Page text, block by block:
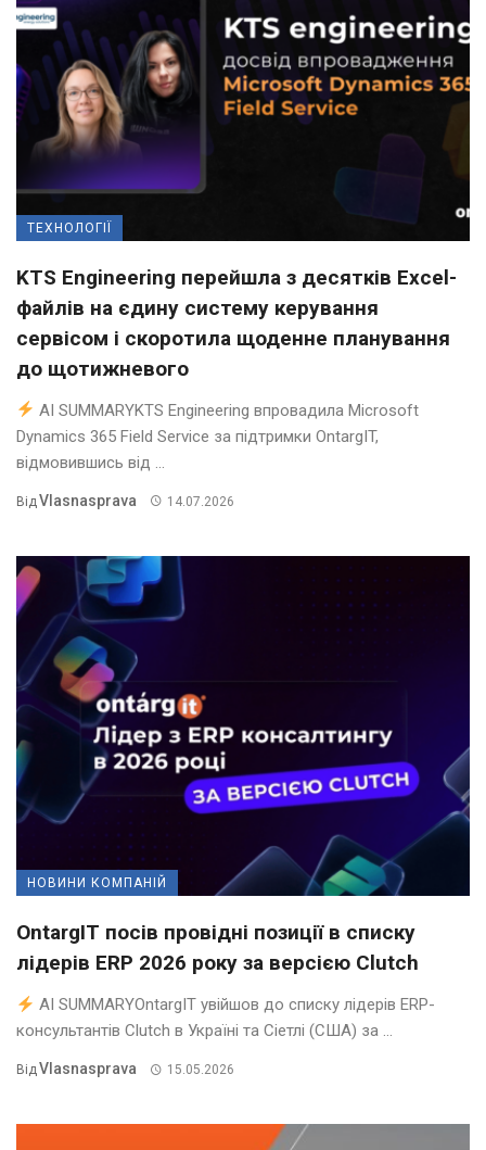
ТЕХНОЛОГІЇ
KTS Engineering перейшла з десятків Excel-
файлів на єдину систему керування
сервісом і скоротила щоденне планування
до щотижневого
AI SUMMARYKTS Engineering впровадила Microsoft
Dynamics 365 Field Service за підтримки OntargIT,
відмовившись від ...
Від Vlasnasprava 14.07.2026
НОВИНИ КОМПАНІЙ
OntargIT посів провідні позиції в списку
лідерів ERP 2026 року за версією Clutch
AI SUMMARYOntargIT увійшов до списку лідерів ERP-
консультантів Clutch в Україні та Сіетлі (США) за ...
ВідVlasnasprava 15.05.2026